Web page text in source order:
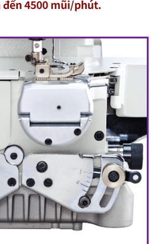
4500 mũi/phút.